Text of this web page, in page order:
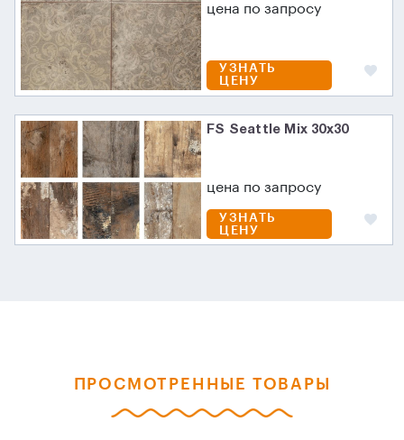
цена по запросу
УЗНАТЬ
ЦЕНУ
FS Seattle Mix 30x30
цена по запросу
УЗНАТЬ
ЦЕНУ
ПРОСМОТРЕННЫЕ ТОВАРЫ